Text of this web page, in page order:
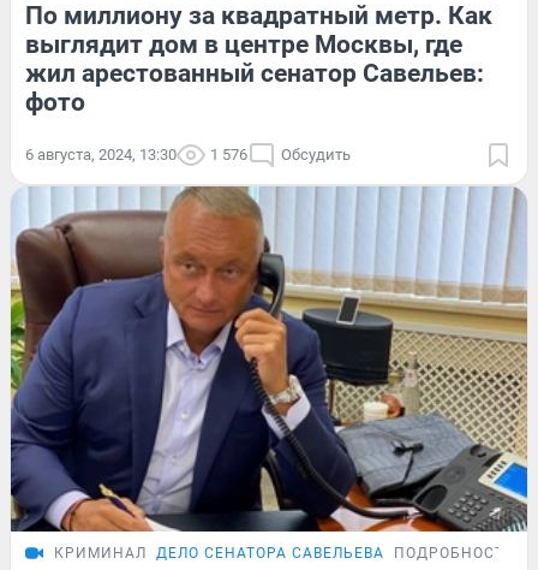
По миллиону за квадратный метр. Как
выглядит дом в центре Москвы, где
жил арестованный сенатор Савельев:
фото
6 августа, 2024, 13:30 1 576 Обсудить
КРИМИНАЛ ДЕЛО СЕНАТОРА САВЕЛЬЕВА ПОДРОБНОСТИ